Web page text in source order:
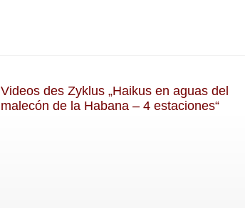
Videos des Zyklus „Haikus en aguas del
malecón de la Habana – 4 estaciones“